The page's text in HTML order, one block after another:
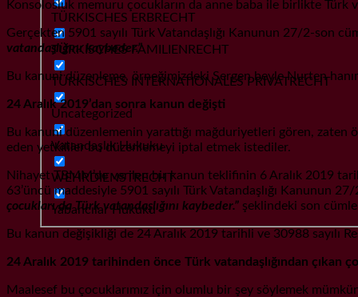
TÜRKISCHES ERBRECHT
TÜRKISCHES FAMILIENRECHT
TÜRKISCHES INTERNATIONALES PRIVATRECHT
Uncategorized
Vatandaşlık Hukuku
WEHRDIENSTRECHT
Yabancılar Hukuku
Konsolosluk memuru çocukların da anne baba ile birlikte Türk
Gerçekten 5901 sayılı Türk Vatandaşlığı Kanunun 27/2-son
vatandaşlığını kaybeder.”
Bu kanuni düzenleme, örneğimizdeki Sergen beyle Nurten
24 Aralık 2019’dan sonra kanun değişti
Bu kanuni düzenlemenin yarattığı mağduriyetleri gören, zaten
eden yetkililer bu düzenlemeyi iptal etmek istediler.
Nihayet TBMM’de verilen bir kanun teklifinin 6 Aralık 2019
63’üncü maddesiyle 5901 sayılı Türk Vatandaşlığı Kanunun
çocukları da Türk vatandaşlığını kaybeder.” şeklindeki son cümle
Bu kanun değişikliği de 24 Aralık 2019 tarihli ve 30988 sayılı
24 Aralık 2019 tarihinden önce Türk vatandaşlığından çıkan
Maalesef bu çocuklarımız için olumlu bir şey söylemek